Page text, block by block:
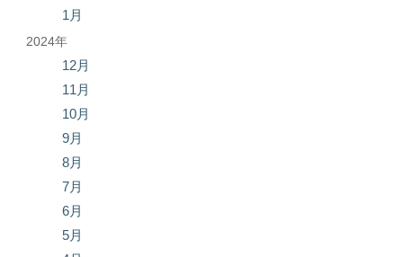
1月
2024年
12月
11月
10月
9月
8月
7月
6月
5月